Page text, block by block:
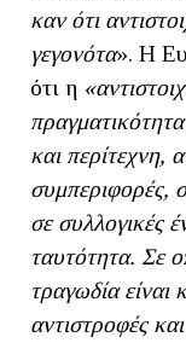
καν ότι
γεγονότα». Η
ότι η
και περίτεχνη,
συμπεριφορές,
σε συλλογικές
ταυτότητα. Σε
τραγωδία
αντιστροφές